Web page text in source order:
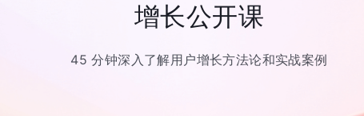
增长公开课
45 分钟深入了解用户增长方法论和实战案例